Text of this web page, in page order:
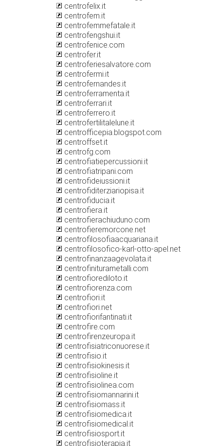
centrofelix.it
centrofem.it
centrofemmefatale.it
centrofengshui.it
centrofenice.com
centrofer.it
centroferiesalvatore.com
centrofermi.it
centrofernandes.it
centroferramenta.it
centroferrari.it
centroferrero.it
centrofertilitalelune.it
centrofficepia.blogspot.com
centroffset.it
centrofg.com
centrofiatiepercussioni.it
centrofiatripani.com
centrofideiussioni.it
centrofiditerziariopisa.it
centrofiducia.it
centrofiera.it
centrofierachiuduno.com
centrofieremorcone.net
centrofilosofiaacquariana.it
centrofilosofico-karl-otto-apel.net
centrofinanzaagevolata.it
centrofiniturametalli.com
centrofiorediloto.it
centrofiorenza.com
centrofiori.it
centrofiori.net
centrofiorifantinati.it
centrofire.com
centrofirenzeuropa.it
centrofisiatriconuorese.it
centrofisio.it
centrofisiokinesis.it
centrofisioline.it
centrofisiolinea.com
centrofisiomannarini.it
centrofisiomass.it
centrofisiomedica.it
centrofisiomedical.it
centrofisiosport.it
centrofisioterapia.it